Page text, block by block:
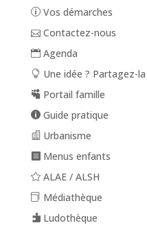
Vos démarches
Contactez-nous
Agenda
Une idée ? Partagez-la
Portail famille
Guide pratique
Urbanisme
Menus enfants
ALAE / ALSH
Médiathèque
Ludothèque